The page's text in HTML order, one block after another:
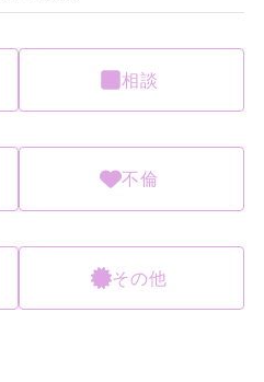
相談
不倫
その他